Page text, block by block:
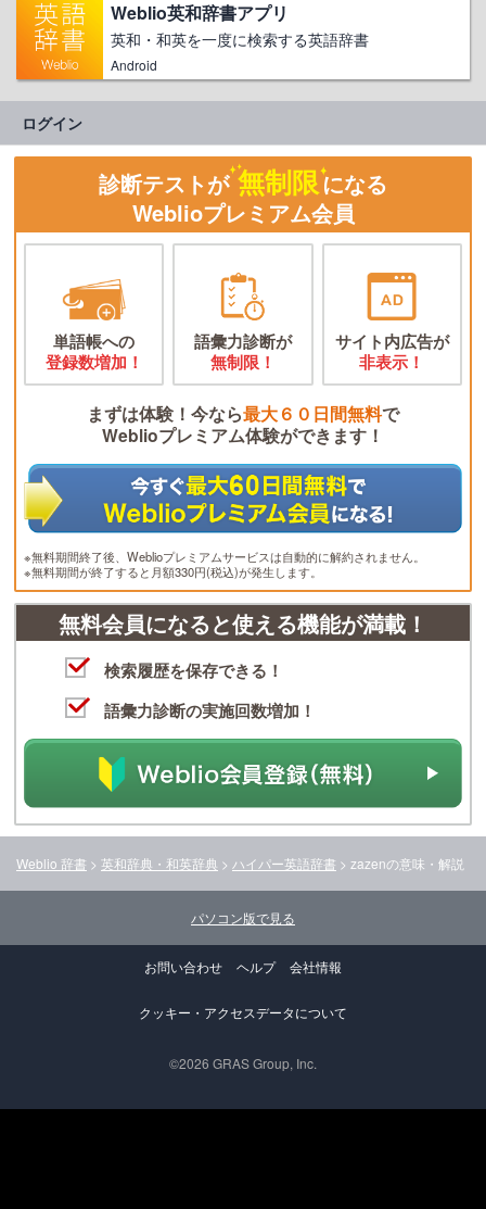
Weblio英和辞書アプリ
英和・和英を一度に検索する英語辞書
Android
ログイン
診断テストが 無制限になる
Weblioプレミアム会員
単語帳への
登録数増加！
語彙力診断が
無制限！
サイト内広告が
非表示！
まずは体験！今なら最大６０日間無料で
Weblioプレミアム体験ができます！
※無料期間終了後、Weblioプレミアムサービスは自動的に解約されません。
※無料期間が終了すると月額330円(税込)が発生します。
無料会員になると使える機能が満載！
検索履歴を保存できる！
語彙力診断の実施回数増加！
Weblio 辞書 > 英和辞典・和英辞典 > ハイパー英語辞書 > zazenの意味・解説
パソコン版で見る
お問い合わせ ヘルプ 会社情報
クッキー・アクセスデータについて
©2026 GRAS Group, Inc.